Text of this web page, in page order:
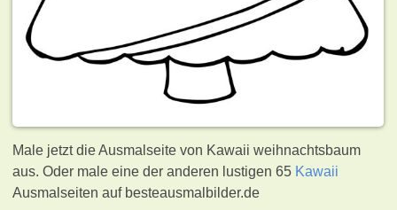
Male jetzt die Ausmalseite von Kawaii weihnachtsbaum
aus. Oder male eine der anderen lustigen 65 Kawaii
Ausmalseiten auf besteausmalbilder.de